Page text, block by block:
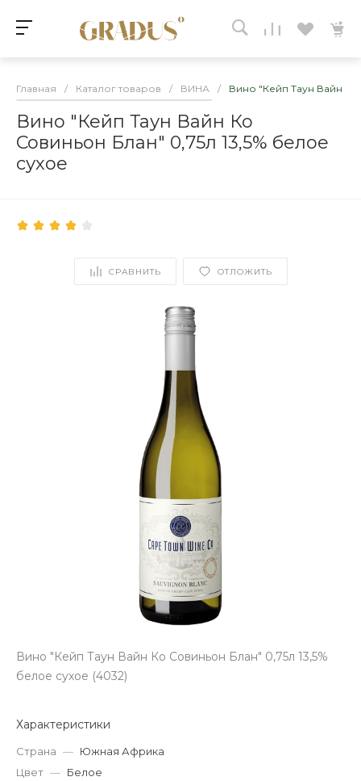
Главная / Каталог товаров / ВИНА / Вино "Кейп Таун Вайн Ко
Вино "Кейп Таун Вайн Ко
Совиньон Блан" 0,75л 13,5% белое
сухое
СРАВНИТЬ ОТЛОЖИТЬ
Вино "Кейп Таун Вайн Ко Совиньон Блан" 0,75л 13,5%
белое сухое (4032)
Характеристики
Страна — Южная Африка
Цвет — Белое